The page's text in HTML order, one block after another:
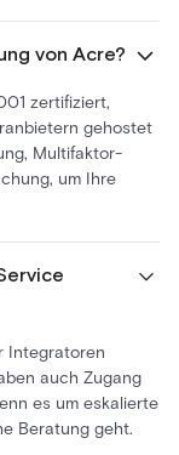
von Acre?
zertifiziert,
gehostet
Multifaktor-
um Ihre
Integratoren
auch Zugang
es um eskalierte
Beratung geht.